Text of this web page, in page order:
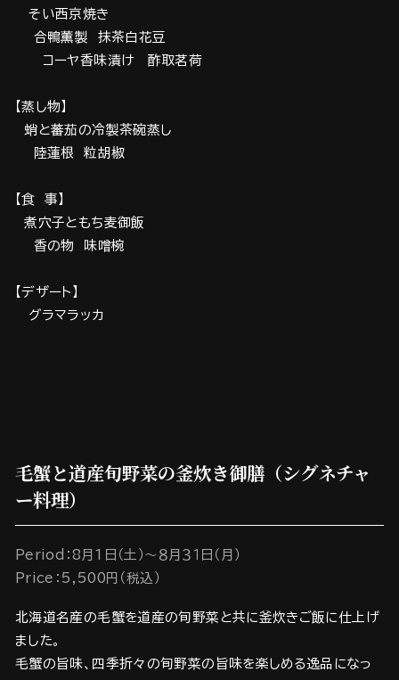
そい西京焼き
合鴨薫製 抹茶白花豆
コーヤ香味漬け 酢取茗荷
【蒸し物】
蛸と蕃茄の冷製茶碗蒸し
陸蓮根 粒胡椒
【食 事】
煮穴子ともち麦御飯
香の物 味噌椀
【デザート】
グラマラッカ
毛蟹と道産旬野菜の釜炊き御膳（シグネチャ
ー料理）
Period：8月1日（土）～８月３１日（月）
Price：5,500円（税込）
北海道名産の毛蟹を道産の旬野菜と共に釜炊きご飯に仕上げ
ました。
毛蟹の旨味、四季折々の旬野菜の旨味を楽しめる逸品になっ